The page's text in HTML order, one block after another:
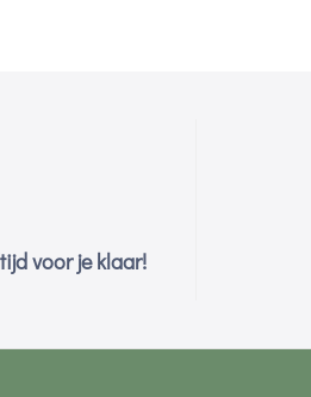
voor je klaar!